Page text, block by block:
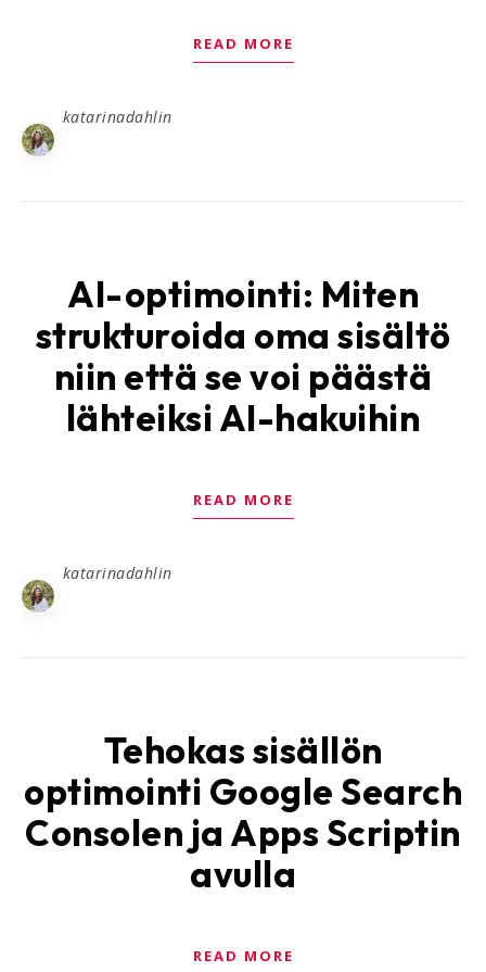
READ MORE
katarinadahlin
AI-optimointi: Miten
strukturoida oma sisältö
niin että se voi päästä
lähteiksi AI-hakuihin
READ MORE
katarinadahlin
Tehokas sisällön
optimointi Google Search
Consolen ja Apps Scriptin
avulla
READ MORE